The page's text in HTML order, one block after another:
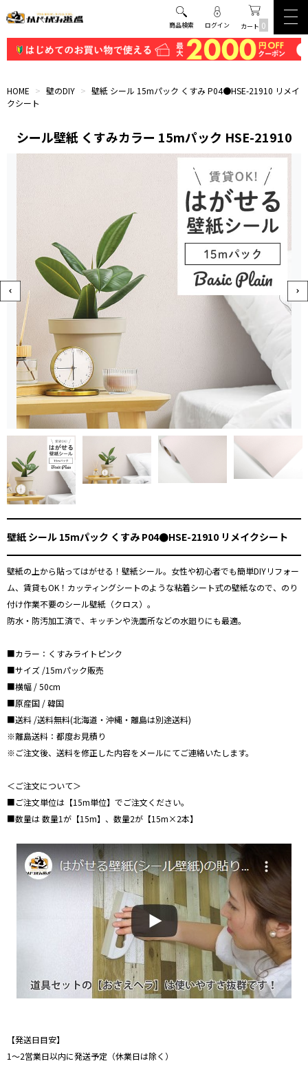
商品検索 ログイン カート 0
HOME > 壁のDIY > 壁紙 シール 15mパック くすみ P04●HSE-21910 リメイ
クシート
シール壁紙 くすみカラー 15mパック HSE-21910
壁紙 シール 15mパック くすみ P04●HSE-21910 リメイクシート
壁紙の上から貼ってはがせる！壁紙シール。女性や初心者でも簡単DIYリフォー
ム、賃貸もOK！カッティングシートのような粘着シート式の壁紙なので、のり
付け作業不要のシール壁紙（クロス）。
防水・防汚加工済で、キッチンや洗面所などの水廻りにも最適。
■カラー：くすみライトピンク
■サイズ /15mパック販売
■横幅 / 50cm
■原産国 / 韓国
■送料 /送料無料(北海道・沖縄・離島は別途送料)
※離島送料：都度お見積り
※ご注文後、送料を修正した内容をメールにてご連絡いたします。
＜ご注文について＞
■ご注文単位は【15m単位】でご注文ください。
■数量は 数量1が【15m】、数量2が【15m×2本】
【発送日目安】
1～2営業日以内に発送予定（休業日は除く）